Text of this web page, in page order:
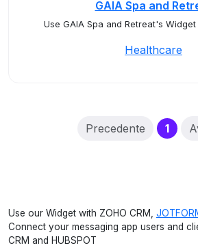
GAIA Spa and
Use GAIA Spa and Retreat's
Healthcare
Precedente 1
Use our Widget with ZOHO CRM,
Connect your messaging app users and
CRM and HUBSPOT